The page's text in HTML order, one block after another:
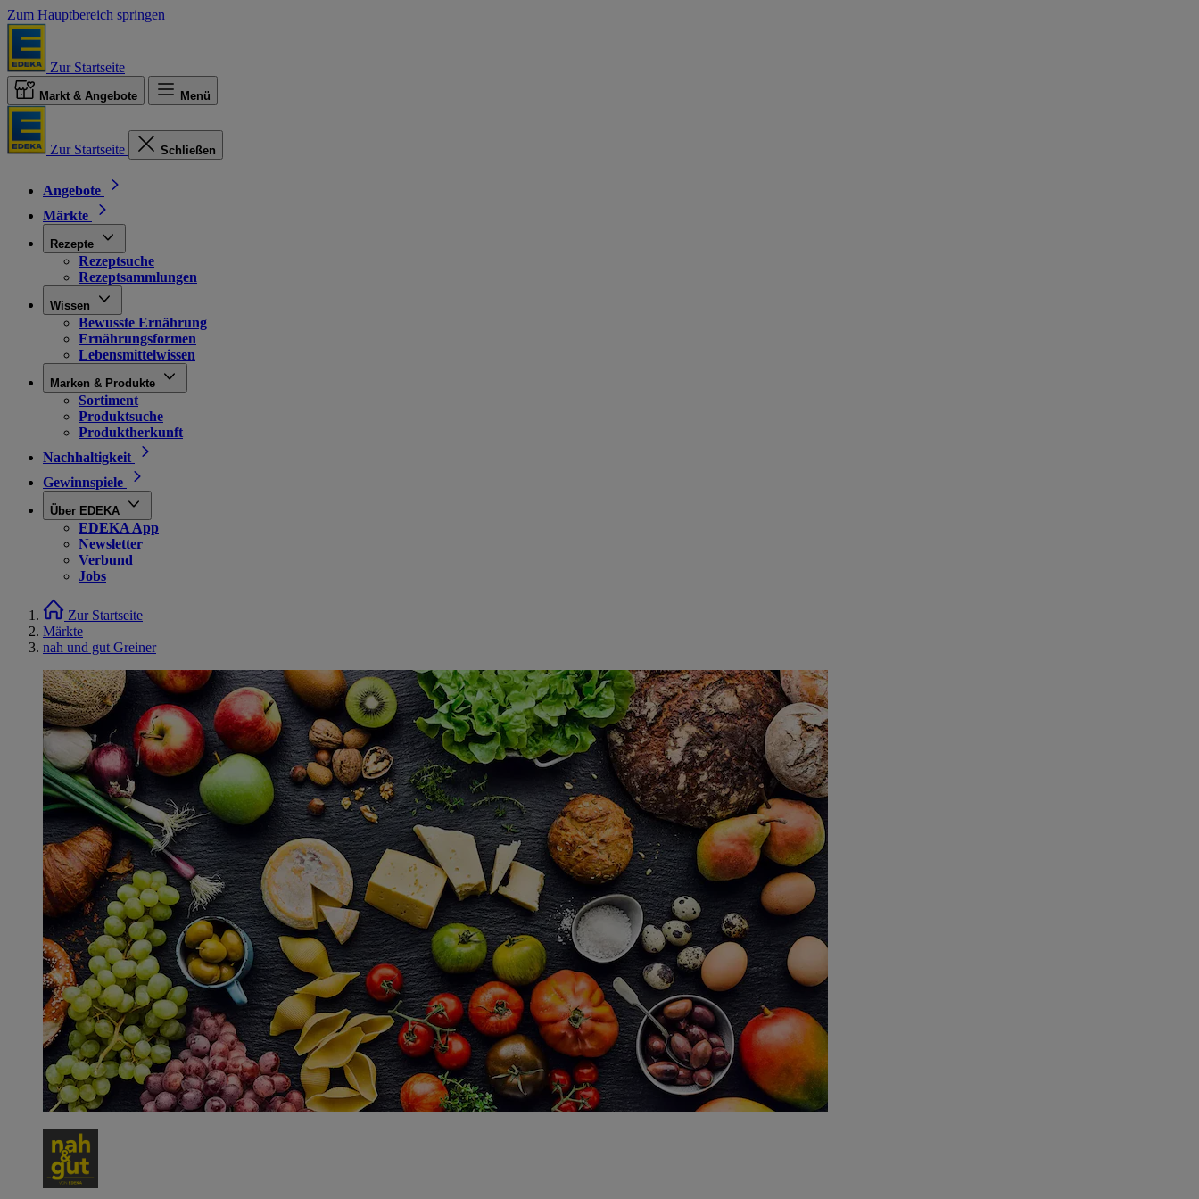
Zum Hauptbereich springen
Zur Startseite
Markt & Angebote Menü
Zur Startseite Schließen
Angebote
Märkte
Rezepte
Rezeptsuche
Rezeptsammlungen
Wissen
Bewusste Ernährung
Ernährungsformen
Lebensmittelwissen
Marken & Produkte
Sortiment
Produktsuche
Produktherkunft
Nachhaltigkeit
Gewinnspiele
Über EDEKA
EDEKA App
Newsletter
Verbund
Jobs
Zur Startseite
Märkte
nah und gut Greiner